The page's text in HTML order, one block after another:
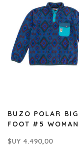
BUZO POLAR BIG
FOOT #5 WOMAN
$UY 4.490,00